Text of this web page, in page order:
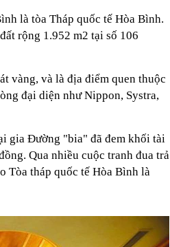
là tòa Tháp quốc tế Hòa Bình.
rộng 1.952 m2 tại số 106
vàng, và là địa điểm quen thuộc
đại diện như Nippon, Systra,
gia Đường "bia" đã đem khối tài
Qua nhiều cuộc tranh đua trả
Tòa tháp quốc tế Hòa Bình là